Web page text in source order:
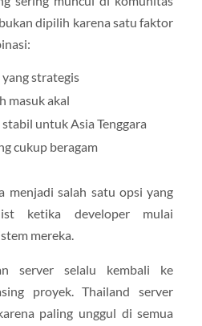
dipilih karena satu faktor
strategis
masuk akal
untuk Asia Tenggara
cukup beragam
menjadi salah satu opsi yang
ketika developer mulai
mereka.
server selalu kembali ke
proyek. Thailand server
paling unggul di semua